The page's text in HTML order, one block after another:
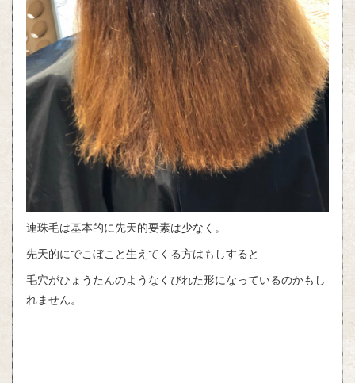
連珠毛は基本的に先天的要素は少なく。
先天的にでこぼこと生えてくる方はもしすると
毛穴がひょうたんのようなくびれた形になっているのかもし
れません。